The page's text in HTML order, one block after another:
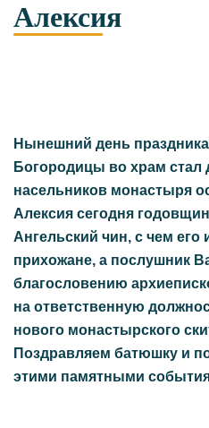
Алексия
Нынешний день
Богородицы во храм стал
насельников монастыря
Алексия сегодня
Ангельский чин, с чем его
прихожане, а послушник
благословению
на ответственную
нового монастырского
Поздравляем батюшку и
этими памятными